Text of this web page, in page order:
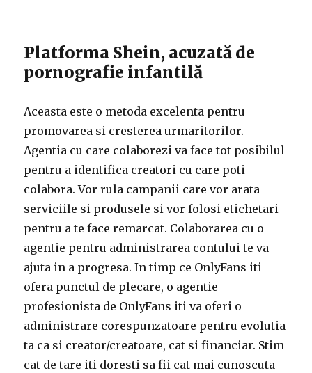
Platforma Shein, acuzată de
pornografie infantilă
Aceasta este o metoda excelenta pentru
promovarea si cresterea urmaritorilor.
Agentia cu care colaborezi va face tot posibilul
pentru a identifica creatori cu care poti
colabora. Vor rula campanii care vor arata
serviciile si produsele si vor folosi etichetari
pentru a te face remarcat. Colaborarea cu o
agentie pentru administrarea contului te va
ajuta in a progresa. In timp ce OnlyFans iti
ofera punctul de plecare, o agentie
profesionista de OnlyFans iti va oferi o
administrare corespunzatoare pentru evolutia
ta ca si creator/creatoare, cat si financiar. Stim
cat de tare iti doresti sa fii cat mai cunoscuta